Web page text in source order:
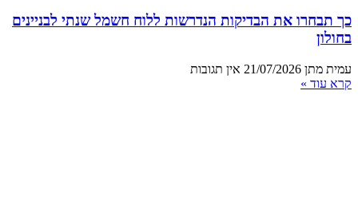
כך תבחרו את הבדיקות הנדרשות ללוח חשמל שנתי לבניינים
בחולון
עמית מתן 21/07/2026 אין תגובות
קרא עוד »